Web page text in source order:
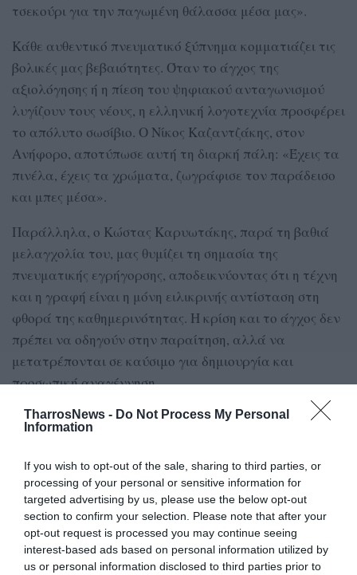
TharrosNews - Do Not Process My Personal
Information
If you wish to opt-out of the sale, sharing to third parties, or
processing of your personal or sensitive information for
targeted advertising by us, please use the below opt-out
section to confirm your selection. Please note that after your
opt-out request is processed you may continue seeing
interest-based ads based on personal information utilized by
us or personal information disclosed to third parties prior to
τσεκούρι για την παγωμένη θάλασσα μέσα μας».
Κάθε αυθεντικό πνευματικό ξύπνημα κομματιάζει τις
βολικές μας βεβαιότητες. Όταν το άγχος της
αξιολόγησης ή η πίεση του ψηφιακού ανταγωνισμού
λυγίζουν τους νέους, η ελληνική λογοτεχνία προσφέρει
το απόλυτο σωσίβιο. Ο Νίκος Καζαντζάκης, στον
Ανήφορο, αποτύπωσε αυτή τη διαρκή πάλη: «Έχεις τα
πινέλα, έχεις τα χρώματα, ζωγράφισε τον παράδεισο
και μπες μέσα».
Παράλληλα, ο Κώστας Καρυωτάκης, παρά τη βαθιά
μελαγχολία του, μας θυμίζει τη σημασία της
πνευματικής εγρήγορσης, αποδεικνύοντας ότι η τέχνη
και η γραφή είναι η μόνη ειλικρινής αντίσταση στη
φθορά της καθημερινότητας. Η κρίση και το άγχος δεν
πρέπει να οδηγούν στην παραίτηση, αλλά να
μετατρέπονται σε καύσιμο για δημιουργία και
προσωπική αναγέννηση.
Η ολοκλήρωση της ανθρώπινης προσωπικότητας
παιδεία όχι ως εξωτερικό καταναγκασμό ή ως ένα
κυνήγι μορίων, αλλά ως μια εσωτερική δίψα για
διεύρυνση των οριζόντων του.
Ο Marcel Proust σημείωνε: «Το πραγματικό ταξίδι της
ανακάλυψης δε συνίσταται στην αναζήτηση νέων